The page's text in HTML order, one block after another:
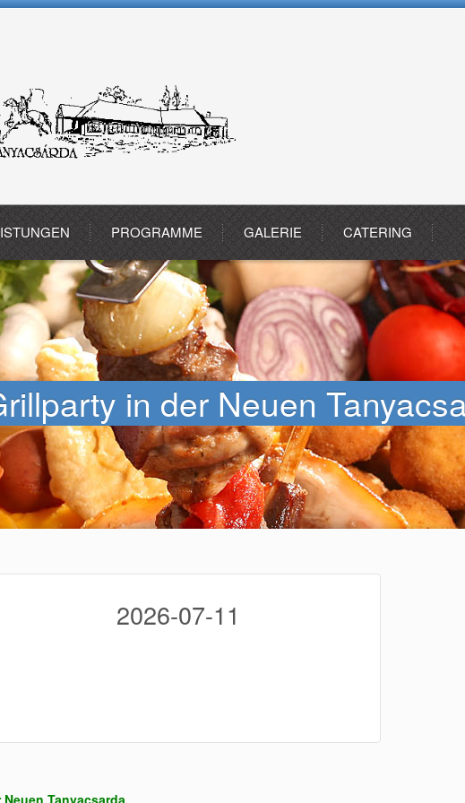
PROGRAMME GALERIE CATERING
in der Neuen
2026-07-11
Tanyacsarda